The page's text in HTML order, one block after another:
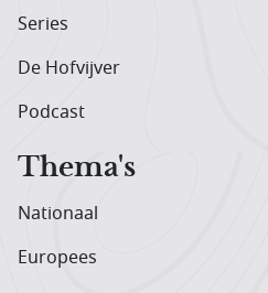
Series
De Hofvijver
Podcast
Thema's
Nationaal
Europees